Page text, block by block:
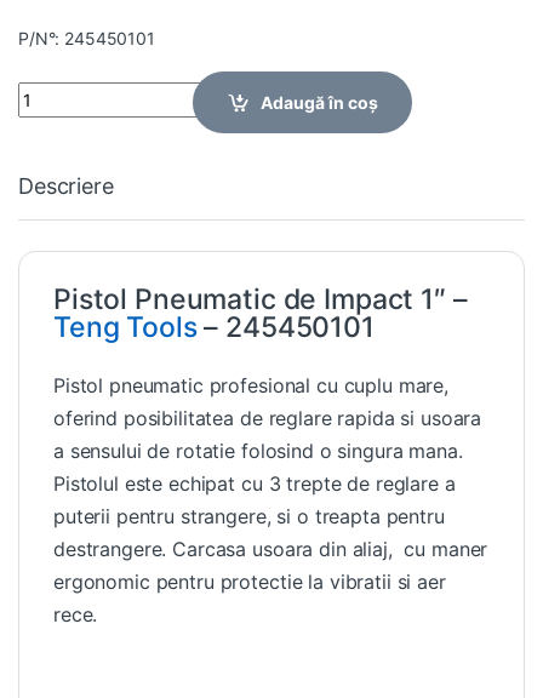
P/N°: 245450101
Quantity
Adaugă în coș
Descriere
Pistol Pneumatic de Impact 1″ –
Teng Tools– 245450101
Pistol pneumatic profesional cu cuplu mare,
oferind posibilitatea de reglare rapida si usoara
a sensului de rotatie folosind o singura mana.
Pistolul este echipat cu 3 trepte de reglare a
puterii pentru strangere, si o treapta pentru
destrangere. Carcasa usoara din aliaj, cu maner
ergonomic pentru protectie la vibratii si aer
rece.